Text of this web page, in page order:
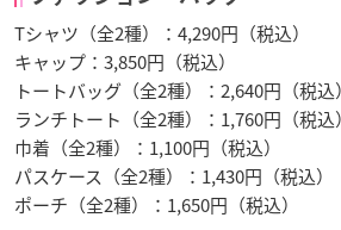
Tシャツ（全2種）：4,290円（税込）
キャップ：3,850円（税込）
トートバッグ（全2種）：2,640円（税込）
ランチトート（全2種）：1,760円（税込）
巾着（全2種）：1,100円（税込）
パスケース（全2種）：1,430円（税込）
ポーチ（全2種）：1,650円（税込）